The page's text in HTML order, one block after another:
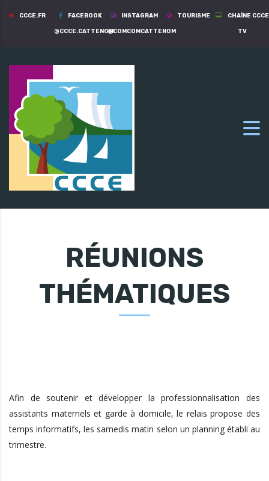
CCCE.FR FACEBOOK
@CCCE.CATTENOM
INSTAGRAM
@COMCOMCATTENOM
TOURISME CHAÎNE CCCE
TV
RÉUNIONS
THÉMATIQUES
Afin de soutenir et développer la professionnalisation des
assistants maternels et garde à domicile, le relais propose des
temps informatifs, les samedis matin selon un planning établi au
trimestre.